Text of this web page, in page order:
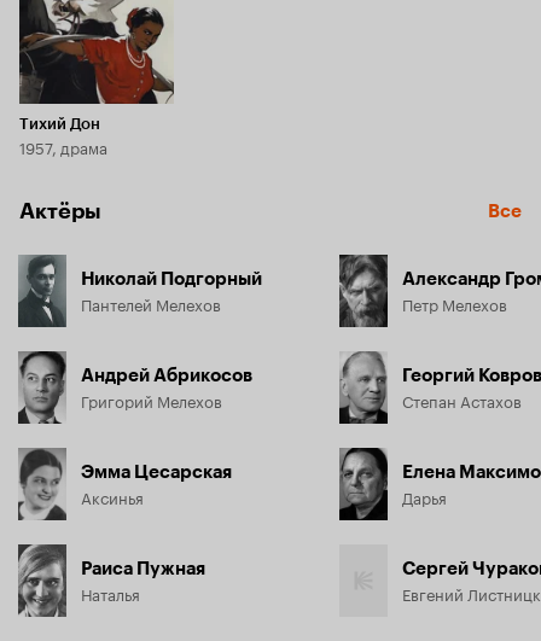
Тихий Дон
1957, драма
Актёры Все
Николай Подгорный
Пантелей Мелехов
Андрей Абрикосов
Григорий Мелехов
Эмма Цесарская
Аксинья
Раиса Пужная
Наталья
Александр
Петр Мелехов
Георгий Ковров
Степан Астахов
Елена
Дарья
Сергей
Евгений